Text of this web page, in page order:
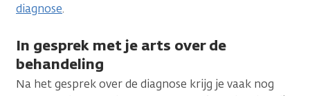
diagnose.
In gesprek met je arts over de
behandeling
Na het gesprek over de diagnose krijg je vaak nog